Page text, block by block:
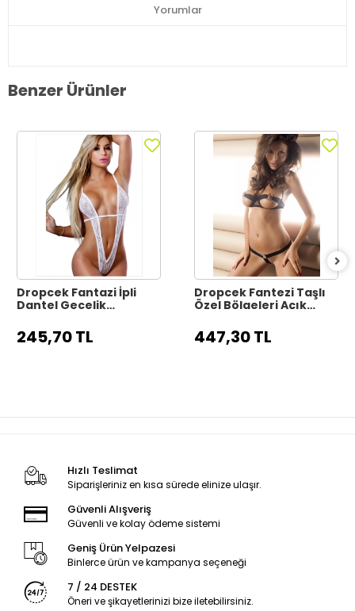
Yorumlar
Benzer Ürünler
Dropcek Fantazi İpli
Dantel Gecelik
245,70 TL
Dropcek Fantezi Taşlı
Özel Bölgeleri Açık
TG273245
447,30 TL
Hızlı Teslimat
Siparişleriniz en kısa sürede elinize ulaşır.
Güvenli Alışveriş
Güvenli ve kolay ödeme sistemi
Geniş Ürün Yelpazesi
Binlerce ürün ve kampanya seçeneği
7 / 24 DESTEK
Öneri ve şikayetlerinizi bize iletebilirsiniz.